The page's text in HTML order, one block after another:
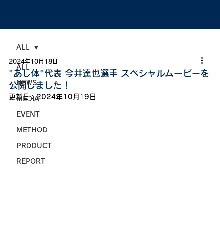
ALL
NEWS
MEDIA
EVENT
METHOD
PRODUCT
REPORT
ALL
"あし体"代表 今井達也選手 スペシャルムービーを
公開しました！
2024年10月18日
更新日：2024年10月19日